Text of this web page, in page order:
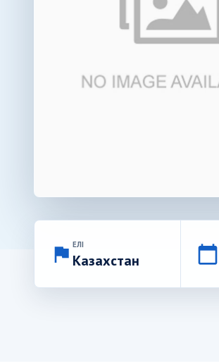
flag ЕЛІ
Казахстан calendar_today